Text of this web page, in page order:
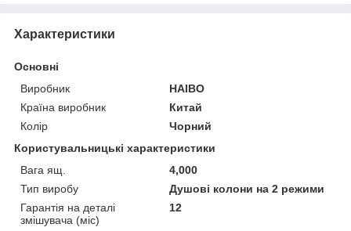
Характеристики
Основні
Виробник
HAIBO
Країна виробник
Китай
Колір
Чорний
Користувальницькі характеристики
Вага ящ.
4,000
Тип виробу
Душові колони на 2 режими
Гарантія на деталі
змішувача (міс)
12